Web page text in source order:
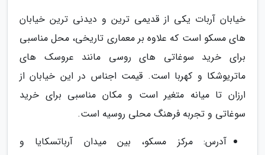
خیابان آربات یکی از قدیمی ترین و دیدنی ترین خیابان
های مسکو است که علاوه بر معماری تاریخی، محل مناسبی
برای خرید سوغاتی های روسی مانند عروسک های
ماتریوشکا و کهربا است. قیمت اجناس در این خیابان از
ارزان تا میانه متغیر است و مکان مناسبی برای خرید
سوغاتی و تجربه فرهنگ محلی روسیه است.
آدرس: مرکز مسکو، بین میدان آرباتسکایا و